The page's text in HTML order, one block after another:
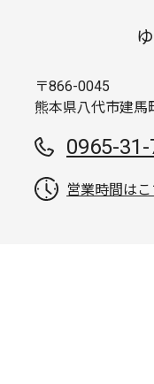
〒866-0045
熊本県八代市建馬
0965-
営業時間はこ